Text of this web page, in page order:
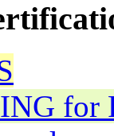
for